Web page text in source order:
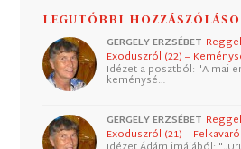
LEGUTÓBBI
GERGELY ERZSÉBET
Exoduszról (22) –
Idézet a posztból: "A mai
keménysé…
GERGELY ERZSÉBET
Exoduszról (21) – Felkavaró